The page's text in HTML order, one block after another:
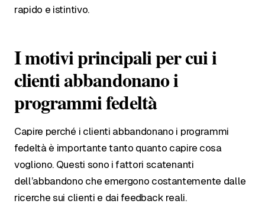
rapido e istintivo.
I motivi principali per cui i
clienti abbandonano i
programmi fedeltà
Capire perché i clienti abbandonano i programmi
fedeltà è importante tanto quanto capire cosa
vogliono. Questi sono i fattori scatenanti
dell’abbandono che emergono costantemente dalle
ricerche sui clienti e dai feedback reali.